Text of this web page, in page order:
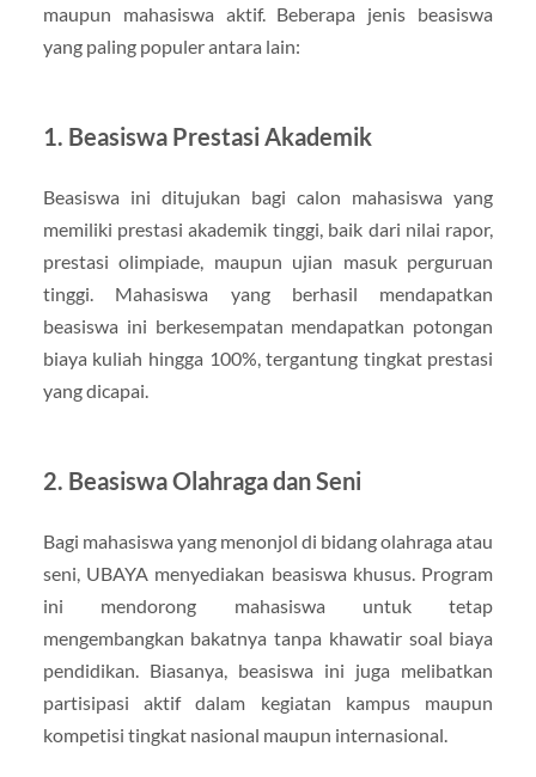
maupun mahasiswa aktif. Beberapa jenis beasiswa
yang paling populer antara lain:
1. Beasiswa Prestasi Akademik
Beasiswa ini ditujukan bagi calon mahasiswa yang
memiliki prestasi akademik tinggi, baik dari nilai rapor,
prestasi olimpiade, maupun ujian masuk perguruan
tinggi. Mahasiswa yang berhasil mendapatkan
beasiswa ini berkesempatan mendapatkan potongan
biaya kuliah hingga 100%, tergantung tingkat prestasi
yang dicapai.
2. Beasiswa Olahraga dan Seni
Bagi mahasiswa yang menonjol di bidang olahraga atau
seni, UBAYA menyediakan beasiswa khusus. Program
ini mendorong mahasiswa untuk tetap
mengembangkan bakatnya tanpa khawatir soal biaya
pendidikan. Biasanya, beasiswa ini juga melibatkan
partisipasi aktif dalam kegiatan kampus maupun
kompetisi tingkat nasional maupun internasional.